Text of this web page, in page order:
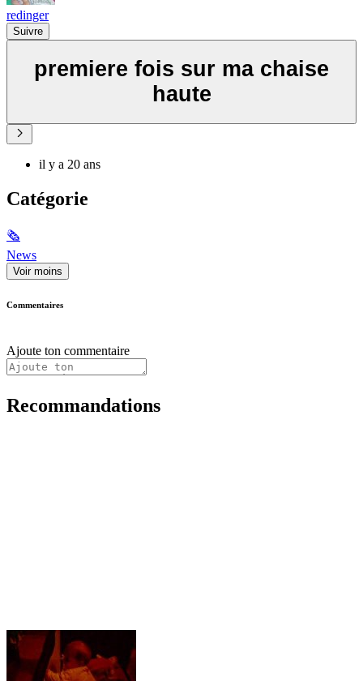
redinger
Suivre
premiere fois sur ma chaise
haute
il y a 20 ans
Catégorie
🗞
News
Voir moins
Commentaires
Ajoute ton commentaire
Recommandations